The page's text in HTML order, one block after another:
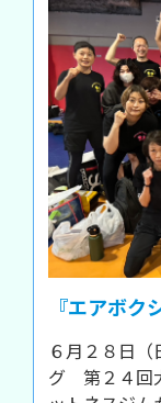
『エアボ
６月２８日
グ 第２４回